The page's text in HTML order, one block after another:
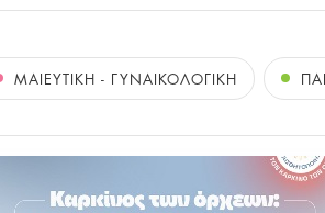
ΜΑΙΕΥΤΙΚΗ - ΓΥΝΑΙΚΟΛΟΓΙΚΗ